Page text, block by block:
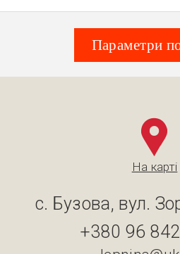
Параметри
На карті
с. Бузова, вул.
+380 96